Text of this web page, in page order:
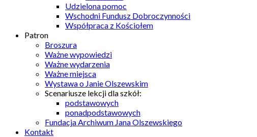
Udzielona pomoc
Wschodni Fundusz Dobroczynności
Współpraca z Kościołem
Patron
Broszura
Ważne wypowiedzi
Ważne wydarzenia
Ważne miejsca
Wystawa o Janie Olszewskim
Scenariusze lekcji dla szkół:
podstawowych
ponadpodstawowych
Fundacja Archiwum Jana Olszewskiego
Kontakt